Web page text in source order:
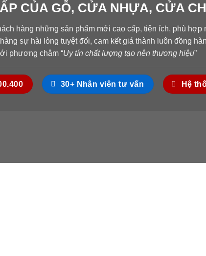
CỦA GỖ, CỬA NHỰA, CỬA
hàng những sản phẩm mới cao cấp, tiện ích, phù
sự hài lòng tuyệt đối, cam kết giá thành luôn đồng
phương châm “Uy tín chất lượng tạo nên thương hiệu”
30+ Nhân viên tư vấn Hệ